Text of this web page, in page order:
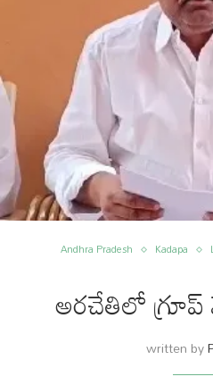
Andhra Pradesh Kadapa
అరచేతిలో
written by